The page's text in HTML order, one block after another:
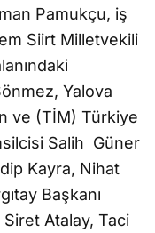
Pamukçu, iş
Siirt Milletvekili
Yalova
ve (TİM) Türkiye
Salih Güner
Kayra, Nihat
Başkanı
Atalay, Taci